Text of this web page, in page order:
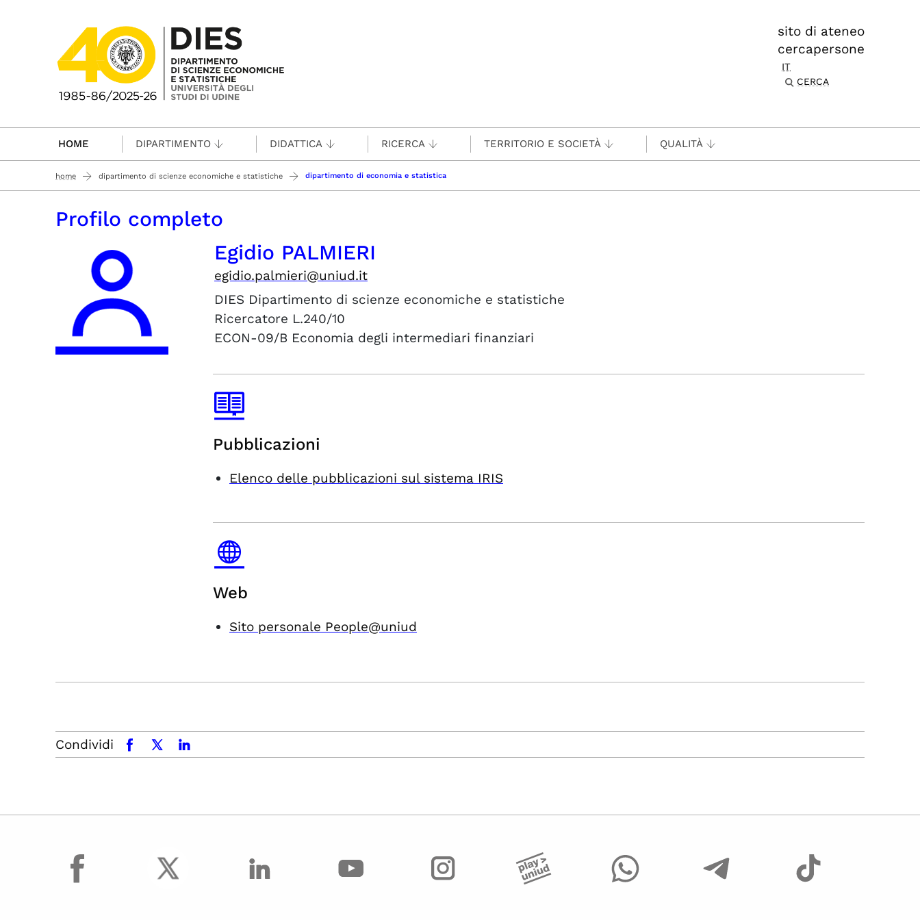
sito di ateneo
cercapersone
IT
CERCA
HOME DIPARTIMENTO DIDATTICA RICERCA TERRITORIO E SOCIETÀ QUALITÀ
home dipartimento di scienze economiche e statistiche dipartimento di economia e statistica
Profilo completo
Egidio PALMIERI
egidio.palmieri@uniud.it
DIES Dipartimento di scienze economiche e statistiche
Ricercatore L.240/10
ECON-09/B Economia degli intermediari finanziari
Pubblicazioni
Elenco delle pubblicazioni sul sistema IRIS
Web
Sito personale People@uniud
Condividi facebookx.comlinkedin
facebook